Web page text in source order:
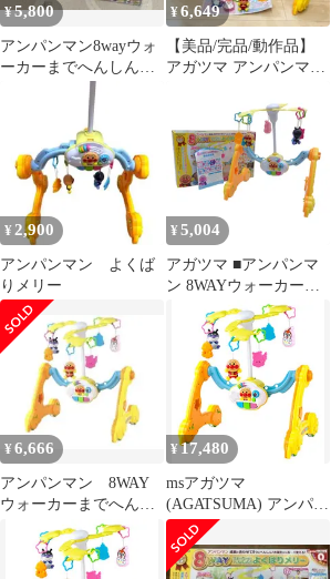
¥5,800
アンパンマン8wayウォ
ーカーまでへんしん！
よくばりメリー
¥6,649
【美品/完品/動作品】
アガツマ アンパンマン
¥ 2,900
アンパンマン よくば
りメリー
¥ 5,004
アガツマ ■アンパンマ
ン 8WAYウォーカーま
でへんしん！よくばり
メリー 子供用品【中
古】 【代引不可】【同
梱不可】
¥6,666
アンパンマン 8WAY
ウォーカーまでへんし
ん！よくばりメリー
¥17,480
msアガツマ
(AGATSUMA) アンパン
マン 8WAY ウォーカー
までへんしん! よくば
りメリー （対象年齢0